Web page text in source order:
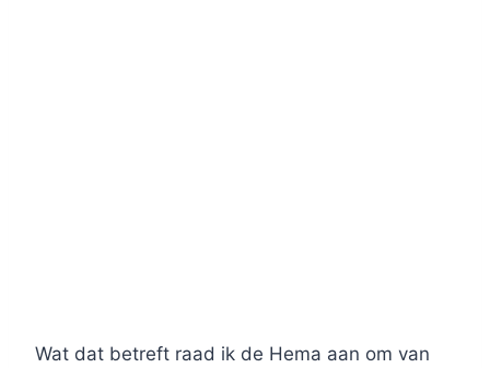
Wat dat betreft raad ik de Hema aan om van